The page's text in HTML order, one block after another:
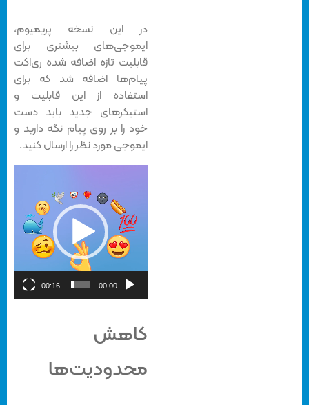
در این نسخه پریمیوم،
ایموجی‌های بیشتری برای
قابلیت تازه اضافه شده ری‌اکت
پیام‌ها اضافه شد که برای
استفاده از این قابلیت و
استیکرهای جدید باید دست
خود را بر روی پیام نگه دارید و
ایموجی مورد نظر را ارسال کنید.
00:00
کاهش
محدودیت‌ها